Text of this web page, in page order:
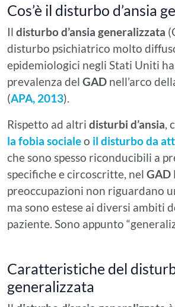
Cos’è il disturbo d’ansia
Il disturbo d’ansia generalizzata
disturbo psichiatrico molto
epidemiologici negli Stati Uniti
prevalenza del GAD nell’arco
(APA, 2013).
Rispetto ad altri disturbi d’ansia,
la fobia socialeo il disturbo da
che sono spesso riconducibili a
specifiche e circoscritte, nel GAD
preoccupazioni non riguardano
ma sono estese ai diversi ambiti
paziente. Sono appunto
Caratteristiche del
generalizzata